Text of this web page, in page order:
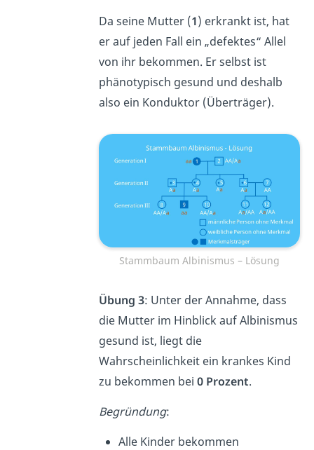
Da seine Mutter (1) erkrankt ist, hat
er auf jeden Fall ein „defektes“ Allel
von ihr bekommen. Er selbst ist
phänotypisch gesund und deshalb
also ein Konduktor (Überträger).
Stammbaum Albinismus – Lösung
Übung 3: Unter der Annahme, dass
die Mutter im Hinblick auf Albinismus
gesund ist, liegt die
Wahrscheinlichkeit ein krankes Kind
zu bekommen bei0 Prozent.
Begründung:
Alle Kinder bekommen